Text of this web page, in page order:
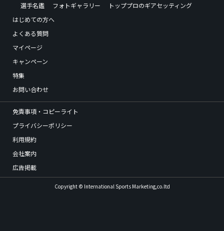
選手名鑑
フォトギャラリー
トッププロのギアセッティング
はじめての方へ
よくある質問
マイページ
キャンペーン
特集
お問い合わせ
免責事項・コピーライト
プライバシーポリシー
利用規約
会社案内
広告掲載
Copyright © International Sports Marketing,co.ltd